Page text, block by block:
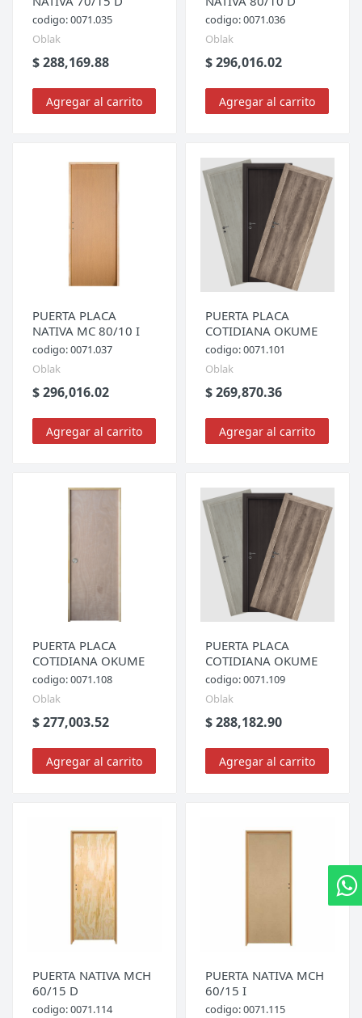
codigo: 0071.035
Oblak
$ 288,169.88
Agregar al carrito
codigo: 0071.036
Oblak
$ 296,016.02
Agregar al carrito
PUERTA PLACA
NATIVA MC 80/10 I
codigo: 0071.037
Oblak
$ 296,016.02
Agregar al carrito
PUERTA PLACA
COTIDIANA OKUME
codigo: 0071.101
Oblak
$ 269,870.36
Agregar al carrito
PUERTA PLACA
COTIDIANA OKUME
codigo: 0071.108
Oblak
$ 277,003.52
Agregar al carrito
PUERTA PLACA
COTIDIANA OKUME
codigo: 0071.109
Oblak
$ 288,182.90
Agregar al carrito
PUERTA NATIVA MCH
60/15 D
codigo: 0071.114
PUERTA NATIVA MCH
60/15 I
codigo: 0071.115